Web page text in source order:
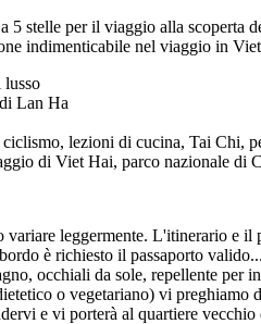
5 stelle per il viaggio alla scoperta
indimenticabile nel viaggio in
lusso
Lan Ha
lezioni di cucina, Tai Chi,
di Viet Hai, parco nazionale di
leggermente. L'itinerario e il
è richiesto il passaporto valido...
occhiali da sole, repellente per
o vegetariano) vi preghiamo
e vi porterà al quartiere